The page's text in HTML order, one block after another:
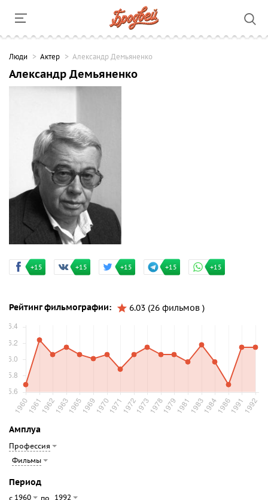
Люди Актер Александр Демьяненко
Александр Демьяненко
+15 +15 +15 +15 +15
Рейтинг фильмографии: 6.03 (26 фильмов )
Амплуа
Профессия
Фильмы
Период
с 1960 по 1992